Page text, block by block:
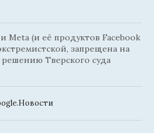
Meta (и её продуктов Facebook
запрещена на
Тверского суда